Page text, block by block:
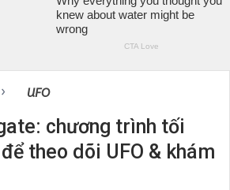
› UFO
chương trình tối
theo dõi UFO & khám